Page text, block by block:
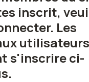
inscrit,
Les
utilisateurs
s'inscrire ci-